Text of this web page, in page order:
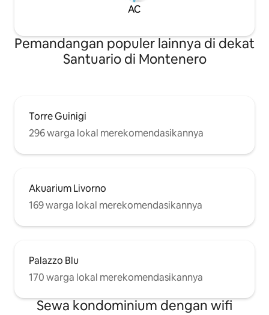
AC
Pemandangan populer lainnya di dekat
Santuario di Montenero
Torre Guinigi
296 warga lokal merekomendasikannya
Akuarium Livorno
169 warga lokal merekomendasikannya
Palazzo Blu
170 warga lokal merekomendasikannya
Sewa kondominium dengan wifi